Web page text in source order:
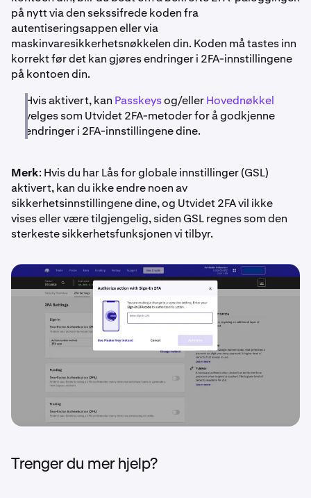
på nytt via den sekssifrede koden fra
autentiseringsappen eller via
maskinvaresikkerhetsnøkkelen din. Koden må tastes inn
korrekt før det kan gjøres endringer i 2FA-innstillingene
på kontoen din.
Hvis aktivert, kan Passkeysog/ellerHovednøkkel
velges som Utvidet 2FA-metoder for å godkjenne
endringer i 2FA-innstillingene dine.
Merk: Hvis du har Lås for globale innstillinger (GSL)
aktivert, kan du ikke endre noen av
sikkerhetsinnstillingene dine, og Utvidet 2FA vil ikke
vises eller være tilgjengelig, siden GSL regnes som den
sterkeste sikkerhetsfunksjonen vi tilbyr.
Trenger du mer hjelp?